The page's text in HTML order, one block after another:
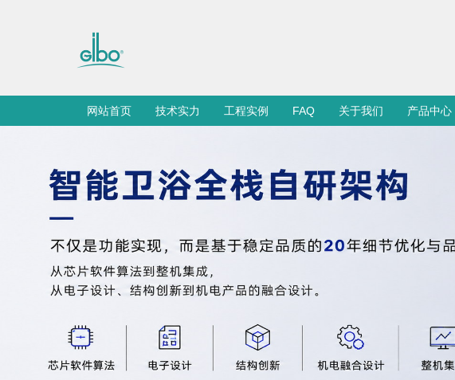
网站首页 技术实力 工程实例 FAQ 关于我们 产品中心